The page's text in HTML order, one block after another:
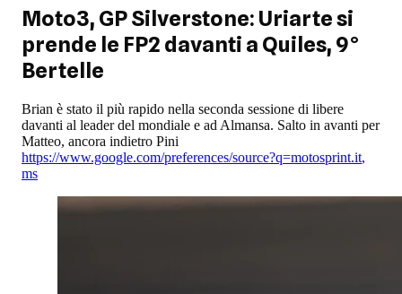
Moto3, GP Silverstone: Uriarte si
prende le FP2 davanti a Quiles, 9°
Bertelle
Brian è stato il più rapido nella seconda sessione di libere
davanti al leader del mondiale e ad Almansa. Salto in avanti per
Matteo, ancora indietro Pini
https://www.google.com/preferences/source?q=motosprint.it,
ms